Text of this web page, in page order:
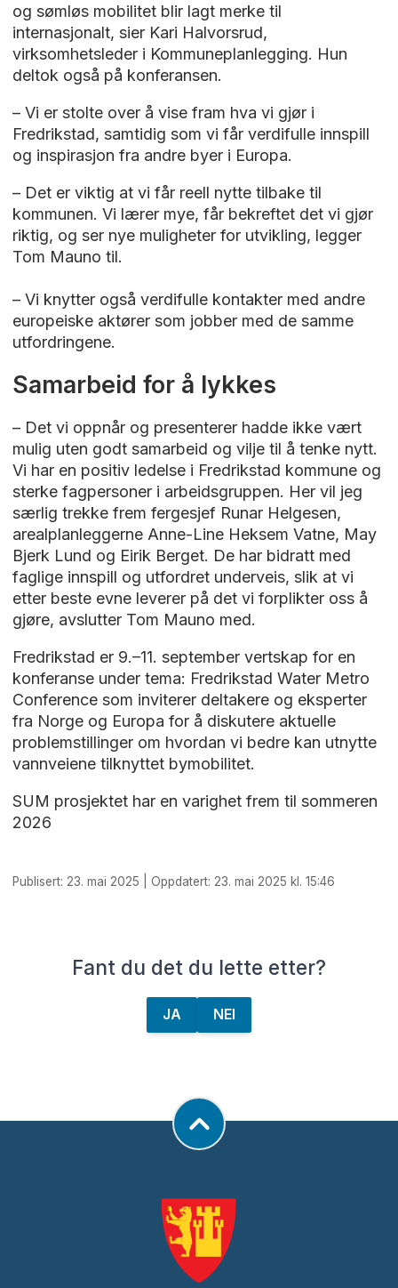
og sømløs mobilitet blir lagt merke til
internasjonalt, sier Kari Halvorsrud,
virksomhetsleder i Kommuneplanlegging. Hun
deltok også på konferansen.
– Vi er stolte over å vise fram hva vi gjør i
Fredrikstad, samtidig som vi får verdifulle innspill
og inspirasjon fra andre byer i Europa.
– Det er viktig at vi får reell nytte tilbake til
kommunen. Vi lærer mye, får bekreftet det vi gjør
riktig, og ser nye muligheter for utvikling, legger
Tom Mauno til.
– Vi knytter også verdifulle kontakter med andre
europeiske aktører som jobber med de samme
utfordringene.
Samarbeid for å lykkes
– Det vi oppnår og presenterer hadde ikke vært
mulig uten godt samarbeid og vilje til å tenke nytt.
Vi har en positiv ledelse i Fredrikstad kommune og
sterke fagpersoner i arbeidsgruppen. Her vil jeg
særlig trekke frem fergesjef Runar Helgesen,
arealplanleggerne Anne-Line Heksem Vatne, May
Bjerk Lund og Eirik Berget. De har bidratt med
faglige innspill og utfordret underveis, slik at vi
etter beste evne leverer på det vi forplikter oss å
gjøre, avslutter Tom Mauno med.
Fredrikstad er 9.–11. september vertskap for en
konferanse under tema: Fredrikstad Water Metro
Conference som inviterer deltakere og eksperter
fra Norge og Europa for å diskutere aktuelle
problemstillinger om hvordan vi bedre kan utnytte
vannveiene tilknyttet bymobilitet.
SUM prosjektet har en varighet frem til sommeren
2026
Publisert: 23. mai 2025 | Oppdatert: 23. mai 2025 kl. 15:46
Fant du det du lette etter?
JA NEI